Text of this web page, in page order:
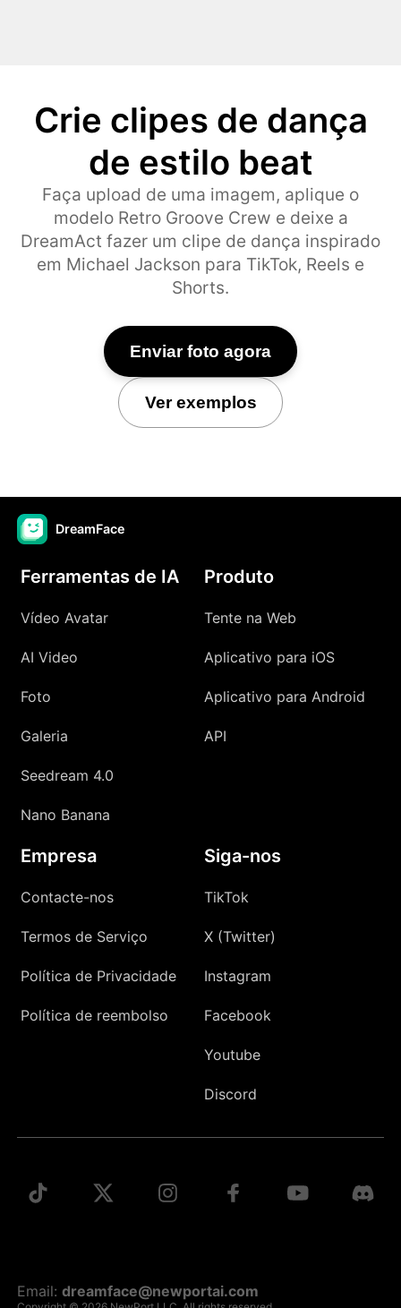
Crie clipes de dança
de estilo beat
Faça upload de uma imagem, aplique o
modelo Retro Groove Crew e deixe a
DreamAct fazer um clipe de dança inspirado
em Michael Jackson para TikTok, Reels e
Shorts.
Enviar foto agora
Ver exemplos
DreamFace
Ferramentas de IA
Vídeo Avatar
AI Video
Foto
Galeria
Seedream 4.0
Nano Banana
Produto
Tente na Web
Aplicativo para iOS
Aplicativo para Android
API
Empresa
Contacte-nos
Termos de Serviço
Política de Privacidade
Política de reembolso
Siga-nos
TikTok
X (Twitter)
Instagram
Facebook
Youtube
Discord